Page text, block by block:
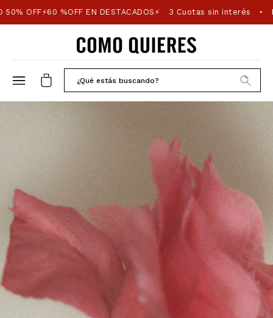
50% OFF⚡60 %OFF EN DESTACADOS⚡ 3 Cuotas sin interés •